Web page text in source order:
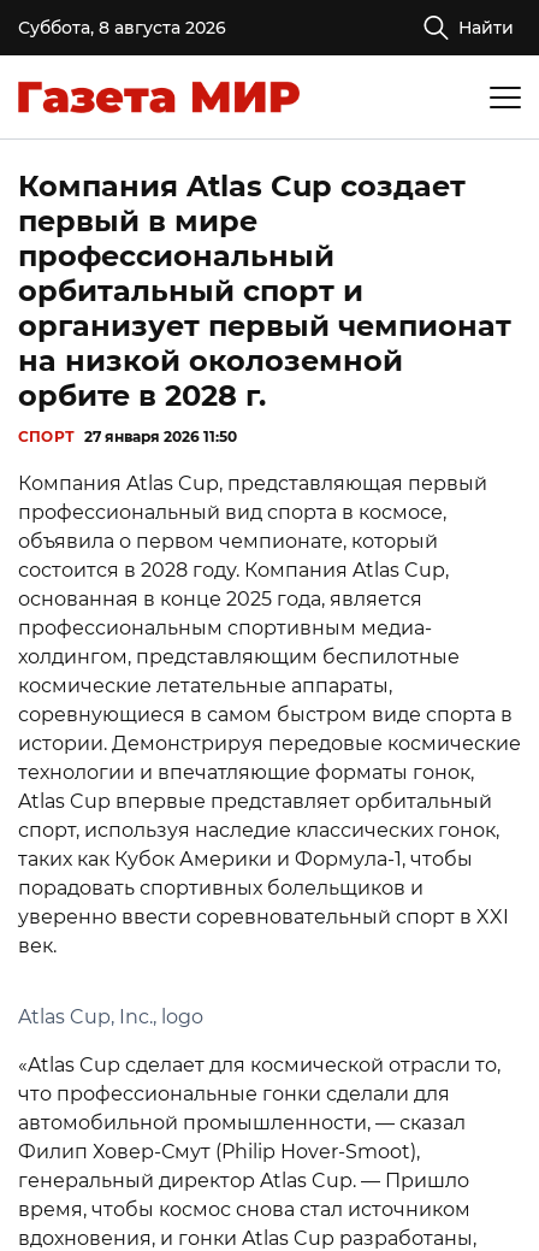
Суббота, 8 августа 2026 Найти
Компания Atlas Cup создает
первый в мире
профессиональный
орбитальный спорт и
организует первый чемпионат
на низкой околоземной
орбите в 2028 г.
СПОРТ 27 января 2026 11:50
Компания Atlas Cup, представляющая первый
профессиональный вид спорта в космосе,
объявила о первом чемпионате, который
состоится в 2028 году. Компания Atlas Cup,
основанная в конце 2025 года, является
профессиональным спортивным медиа-
холдингом, представляющим беспилотные
космические летательные аппараты,
соревнующиеся в самом быстром виде спорта в
истории. Демонстрируя передовые космические
технологии и впечатляющие форматы гонок,
Atlas Cup впервые представляет орбитальный
спорт, используя наследие классических гонок,
таких как Кубок Америки и Формула-1, чтобы
порадовать спортивных болельщиков и
уверенно ввести соревновательный спорт в XXI
век.
Atlas Cup, Inc., logo
«Atlas Cup сделает для космической отрасли то,
что профессиональные гонки сделали для
автомобильной промышленности, — сказал
Филип Ховер-Смут (Philip Hover-Smoot),
генеральный директор Atlas Cup. — Пришло
время, чтобы космос снова стал источником
вдохновения, и гонки Atlas Cup разработаны,